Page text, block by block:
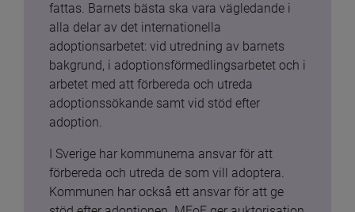
fattas. Barnets bästa ska vara vägledande i
alla delar av det internationella
adoptionsarbetet: vid utredning av barnets
bakgrund, i adoptionsförmedlingsarbetet och i
arbetet med att förbereda och utreda
adoptionssökande samt vid stöd efter
adoption.
I Sverige har kommunerna ansvar för att
förbereda och utreda de som vill adoptera.
Kommunen har också ett ansvar för att ge